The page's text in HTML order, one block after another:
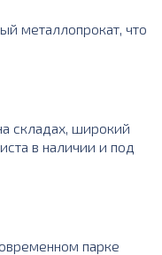
металлопрокат, что
складах, широкий
в наличии и под
парке